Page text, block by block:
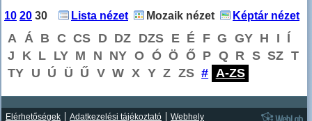
10 20 30 Lista nézet Mozaik nézet Képtár nézet
A Á B C CS D DZ DZS E É F G GY H I Í
J
K L LY M N NY O Ó Ö Ő P Q R S SZ T
TY U Ú Ü Ű V W X Y Z ZS # A-ZS
Elérhetőségek Adatkezelési tájékoztató Webhely